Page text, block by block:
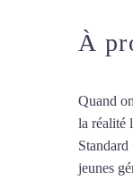
À
Quand
la réalité
jeunes